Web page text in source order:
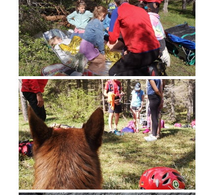
Opération de sauvetage